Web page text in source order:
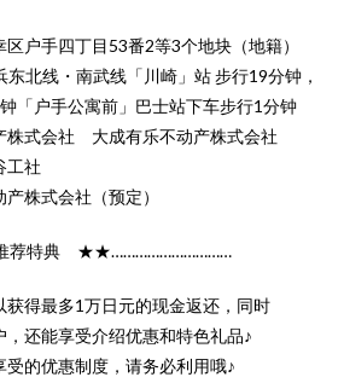
户手四丁目53番2等3个地块（地籍）
北线・南武线「川崎」站 步行19分钟，
户手公寓前」巴士站下车步行1分钟
株式会社 大成有乐不动产株式会社
工社
株式会社（预定）
特典 ★★…………………………
得最多1万日元的现金返还，同时
还能享受介绍优惠和特色礼品♪
的优惠制度，请务必利用哦♪